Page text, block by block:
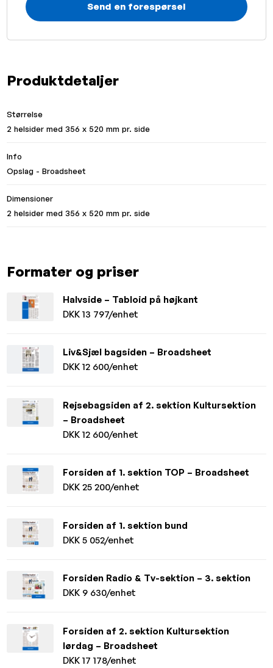
Produktdetaljer
Størrelse
2 helsider med 356 x 520 mm pr. side
Info
Opslag - Broadsheet
Dimensioner
2 helsider med 356 x 520 mm pr. side
Formater og priser
Halvside – Tabloid på højkant
DKK 13 797/enhet
Liv&Sjæl bagsiden – Broadsheet
DKK 12 600/enhet
Rejsebagsiden af 2. sektion Kultursektion
– Broadsheet
DKK 12 600/enhet
Forsiden af 1. sektion TOP – Broadsheet
DKK 25 200/enhet
Forsiden af 1. sektion bund
DKK 5 052/enhet
Forsiden Radio & Tv-sektion – 3. sektion
DKK 9 630/enhet
Forsiden af 2. sektion Kultursektion
lørdag – Broadsheet
DKK 17 178/enhet
Send en forespørsel